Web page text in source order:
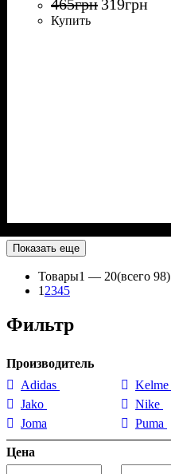
465грн 319грн
Купить
Показать еще
Товары1 — 20(всего 98)
1 2345
Фильтр
Производитель
Adidas
Jako
Joma
Kelme
Nike
Puma
Цена